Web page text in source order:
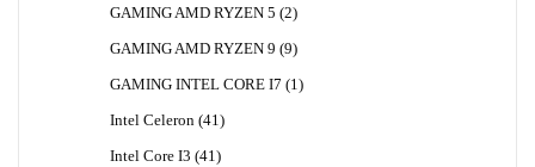
GAMING AMD RYZEN 5 22
GAMING AMD RYZEN 9 99
GAMING INTEL CORE I7
1 1
Intel Celeron 41 41
Intel Core I3 41 41